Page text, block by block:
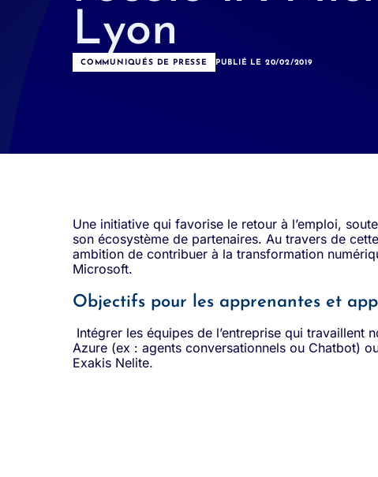
Lyon
COMMUNIQUÉS DE PRESSE PUBLIÉ LE 20/02/2019
Une initiative qui favorise le retour à l’emploi,
son écosystème de partenaires. Au travers de
ambition de contribuer à la transformation
Microsoft.
Objectifs pour les apprenantes et
Intégrer les équipes de l’entreprise qui
Azure (ex : agents conversationnels ou Chatbot)
Exakis Nelite.